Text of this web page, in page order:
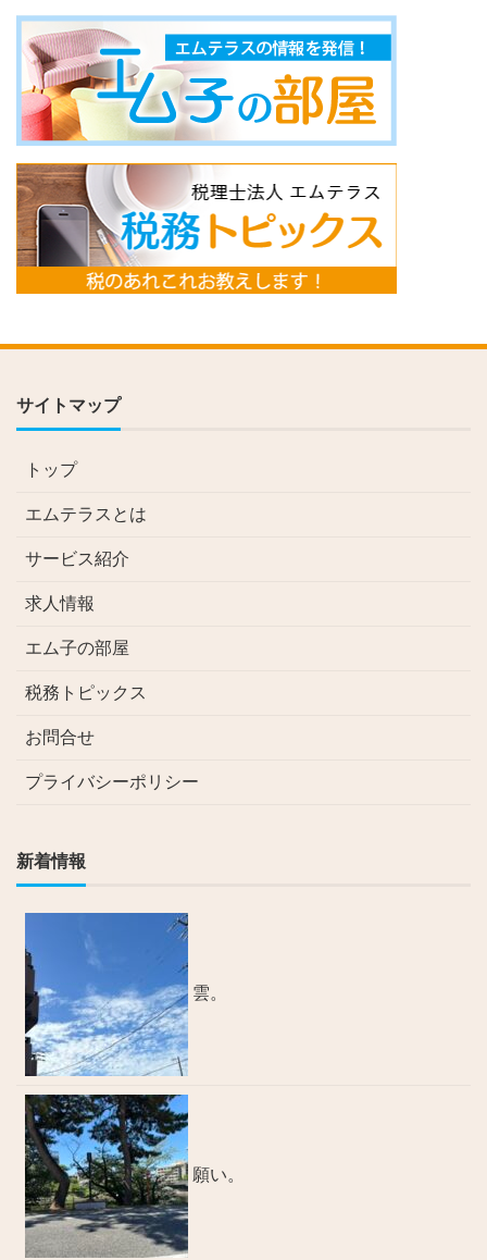
サイトマップ
トップ
エムテラスとは
サービス紹介
求人情報
エム子の部屋
税務トピックス
お問合せ
プライバシーポリシー
新着情報
雲。
願い。